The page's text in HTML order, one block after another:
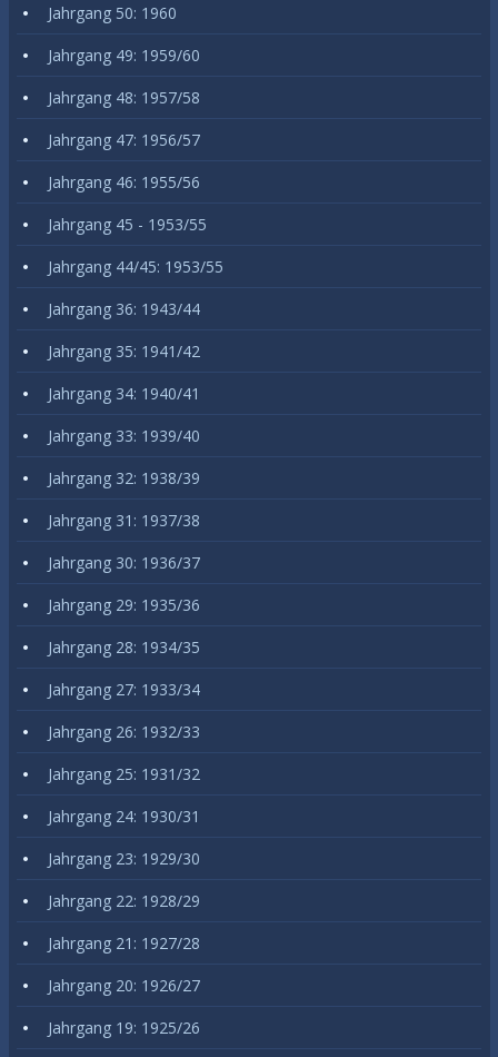
Jahrgang 50: 1960
Jahrgang 49: 1959/60
Jahrgang 48: 1957/58
Jahrgang 47: 1956/57
Jahrgang 46: 1955/56
Jahrgang 45 - 1953/55
Jahrgang 44/45: 1953/55
Jahrgang 36: 1943/44
Jahrgang 35: 1941/42
Jahrgang 34: 1940/41
Jahrgang 33: 1939/40
Jahrgang 32: 1938/39
Jahrgang 31: 1937/38
Jahrgang 30: 1936/37
Jahrgang 29: 1935/36
Jahrgang 28: 1934/35
Jahrgang 27: 1933/34
Jahrgang 26: 1932/33
Jahrgang 25: 1931/32
Jahrgang 24: 1930/31
Jahrgang 23: 1929/30
Jahrgang 22: 1928/29
Jahrgang 21: 1927/28
Jahrgang 20: 1926/27
Jahrgang 19: 1925/26